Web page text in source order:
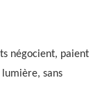
négocient, paient
sans